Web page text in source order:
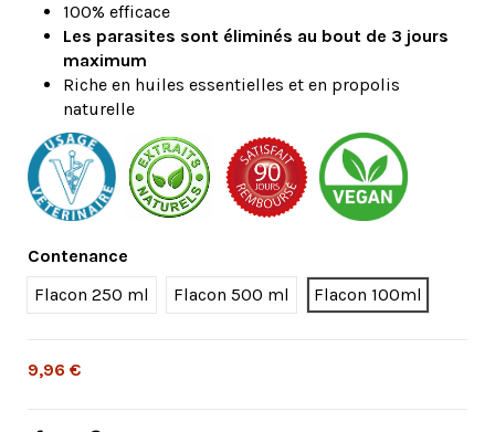
100% efficace
Les parasites sont éliminés au bout de 3 jours
maximum
Riche en huiles essentielles et en propolis
naturelle
Contenance
Flacon 250 ml
Flacon 500 ml Flacon 100ml
9,96 €